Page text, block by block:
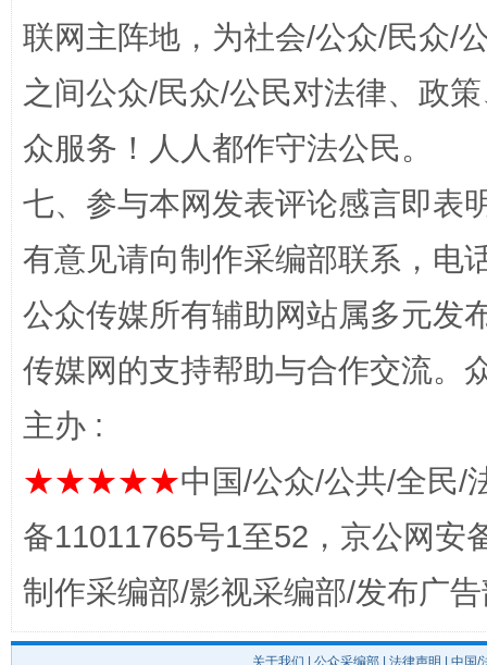
东山县通报“牛蛙产品抗生素超标问题” 法
联网主阵地，为社会/公众/民众/
之间公众/民众/公民对法律、政
众服务！人人都作守法公民。
七、参与本网发表评论感言即表
有意见请向制作采编部联系，电
公众传媒所有辅助网站属多元发
传媒网的支持帮助与合作交流。
主办 :
★★★★★中国/公众/公共/全民/
备11011765号1至52，京公网安
制作采编部/影视采编部/发布广
关于我们 公众采编部 法律声明 | 中国